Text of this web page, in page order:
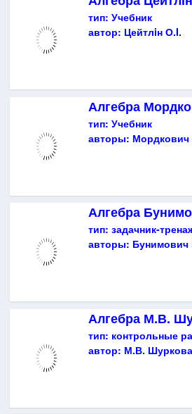
тип: Учебник
автор: Цейтлiн О.I.
Алгебра
тип: Учебник
авторы:
Алгебра
тип: задачник-
авторы: Бунимович
Алгебра М.В.
тип: контрольные
автор: М.В. Шуркова